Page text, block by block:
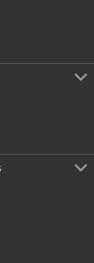
andino en
Cochahuasi
Cusco!
Cultural del